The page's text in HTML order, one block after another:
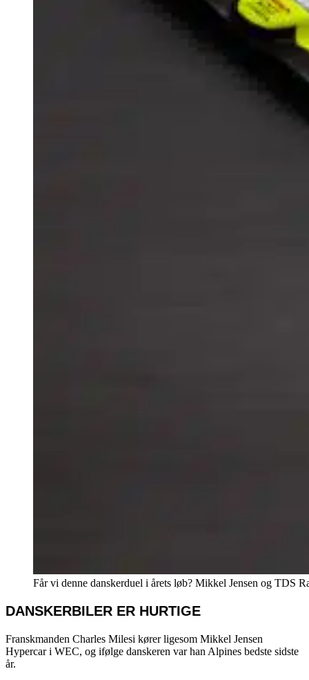
Får vi denne danskerduel i årets løb? Mikkel Jensen og TDS
DANSKERBILER ER HURTIGE
Franskmanden Charles Milesi kører ligesom Mikkel Jensen
Hypercar i WEC, og ifølge danskeren var han Alpines bedste sidste
år.